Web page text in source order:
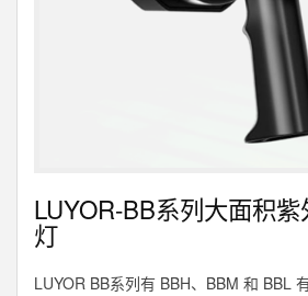
LUYOR-BB系列大面积
灯
LUYOR BB系列有 BBH、BBM 和 BBL